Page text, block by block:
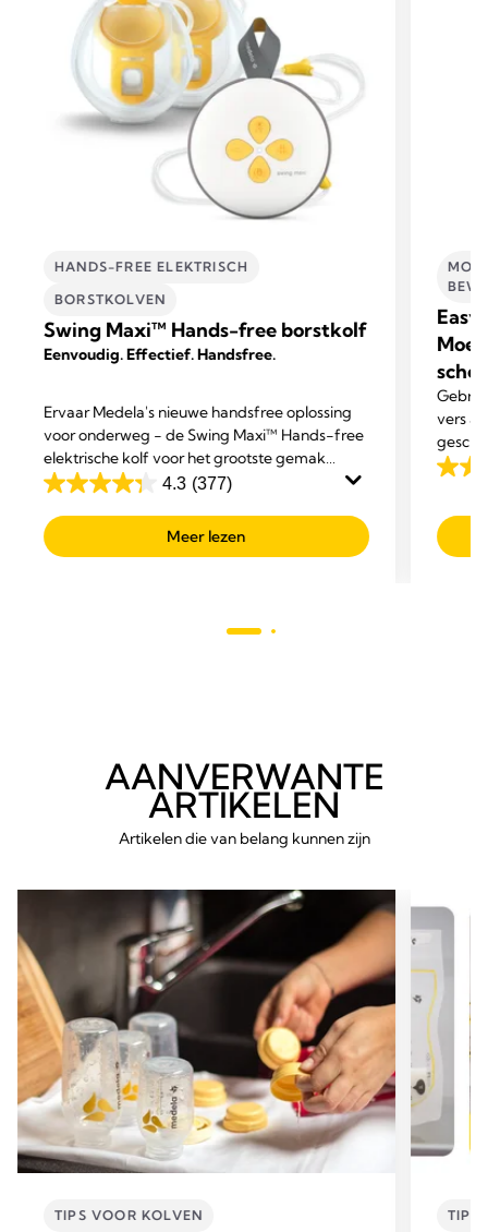
HANDS-FREE ELEKTRISCH
BORSTKOLVEN
Swing Maxi™ Hands-free borstkolf
Eenvoudig. Effectief. Handsfree.
Ervaar Medela's nieuwe handsfree oplossing
voor onderweg - de Swing Maxi™ Hands-free
elektrische kolf voor het grootste gemak
tijdens het multitasken.
4.3 (377)
4.3
van
de
Meer lezen
Easy
vers
4.8
de
5
AANVERWANTE
ARTIKELEN
Artikelen die van belang kunnen zijn
TIPS VOOR KOLVEN TIPS